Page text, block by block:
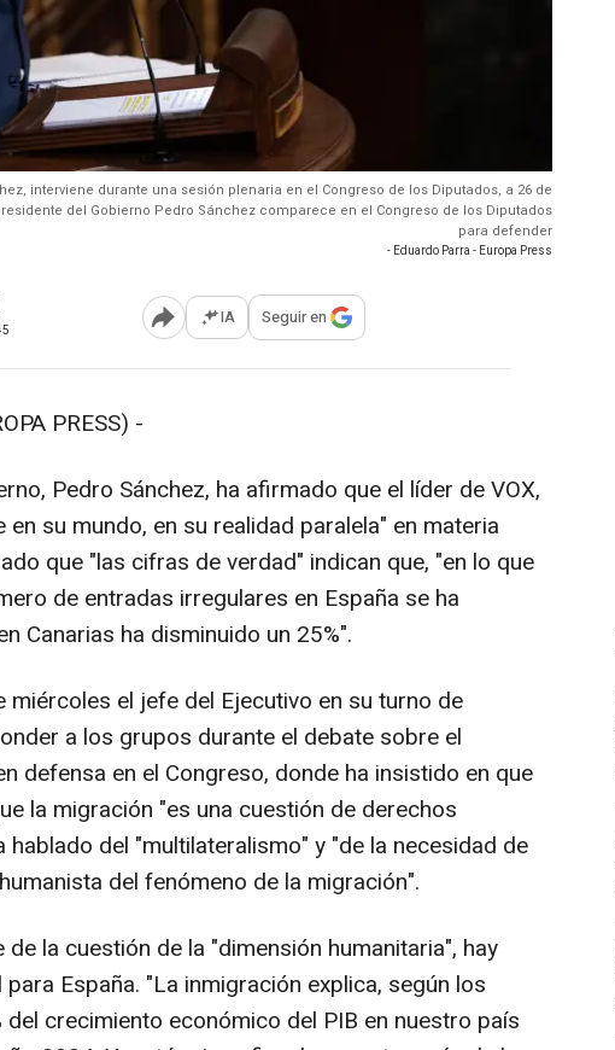
interviene durante una sesión plenaria en el Congreso de los Diputados, a 26 de
del Gobierno Pedro Sánchez comparece en el Congreso de los Diputados
para defender
- Eduardo Parra - Europa Press
Abrir opciones para compartir
IA Seguir en
PRESS) -
Pedro Sánchez, ha afirmado que el líder de VOX,
en su mundo, en su realidad paralela" en materia
que "las cifras de verdad" indican que, "en lo que
de entradas irregulares en España se ha
Canarias ha disminuido un 25%".
el jefe del Ejecutivo en su turno de
a los grupos durante el debate sobre el
defensa en el Congreso, donde ha insistido en que
la migración "es una cuestión de derechos
hablado del "multilateralismo" y "de la necesidad de
del fenómeno de la migración".
de la cuestión de la "dimensión humanitaria", hay
España. "La inmigración explica, según los
crecimiento económico del PIB en nuestro país